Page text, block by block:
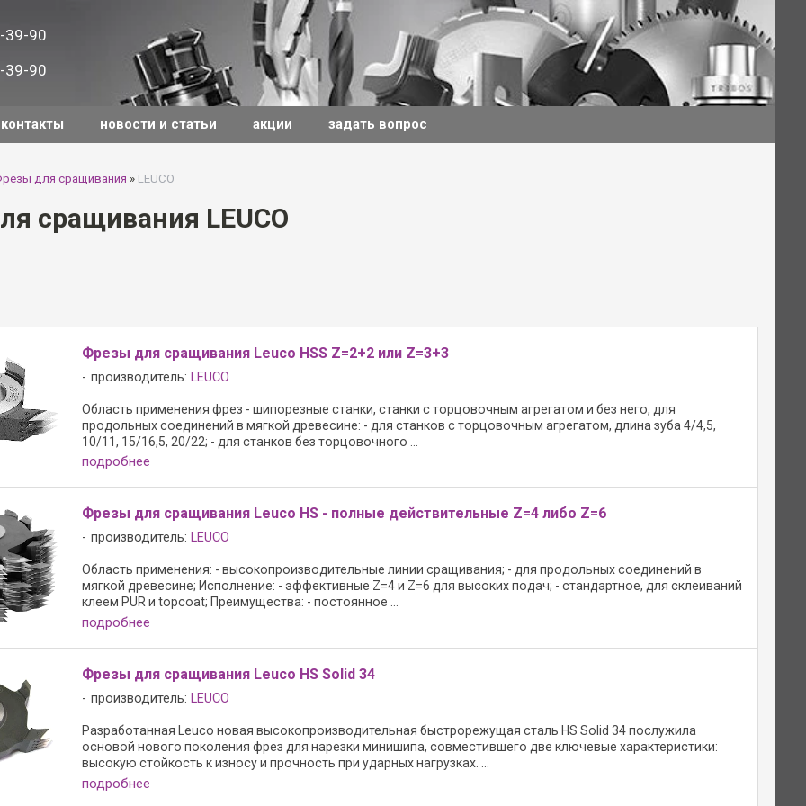
39-90
39-90
контакты новости и статьи акции задать вопрос
для сращивания » LEUCO
сращивания LEUCO
Фрезы для сращивания Leuco HSS Z=2+2 или Z=3+3
производитель: LEUCO
Область применения фрез - шипорезные станки, станки с торцовочным агрегатом и без него, для
продольных соединений в мягкой древесине: - для станков с торцовочным агрегатом, длина зуба 4/4,5,
10/11, 15/16,5, 20/22; - для станков без торцовочного ...
подробнее
Фрезы для сращивания Leuco HS - полные действительные Z=4 либо Z=6
производитель: LEUCO
Область применения: - высокопроизводительные линии сращивания; - для продольных соединений в
мягкой древесине; Исполнение: - эффективные Z=4 и Z=6 для высоких подач; - стандартное, для склеиваний
клеем PUR и topcoat; Преимущества: - постоянное ...
подробнее
Фрезы для сращивания Leuco HS Solid 34
производитель: LEUCO
Разработанная Leuco новая высокопроизводительная быстрорежущая сталь HS Solid 34 послужила
основой нового поколения фрез для нарезки минишипа, совместившего две ключевые характеристики:
высокую стойкость к износу и прочность при ударных нагрузках. ...
подробнее